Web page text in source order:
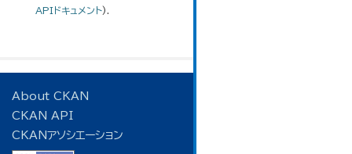
APIドキュメント).
About CKAN
CKAN API
CKANアソシエーション